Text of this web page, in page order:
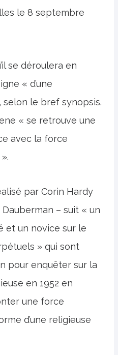
le 8 septembre
se déroulera en
« d’une
selon le bref synopsis.
« se retrouve une
avec la force
par Corin Hardy
– suit « un
et un novice sur le
» qui sont
pour enquêter sur la
en 1952 en
une force
d’une religieuse